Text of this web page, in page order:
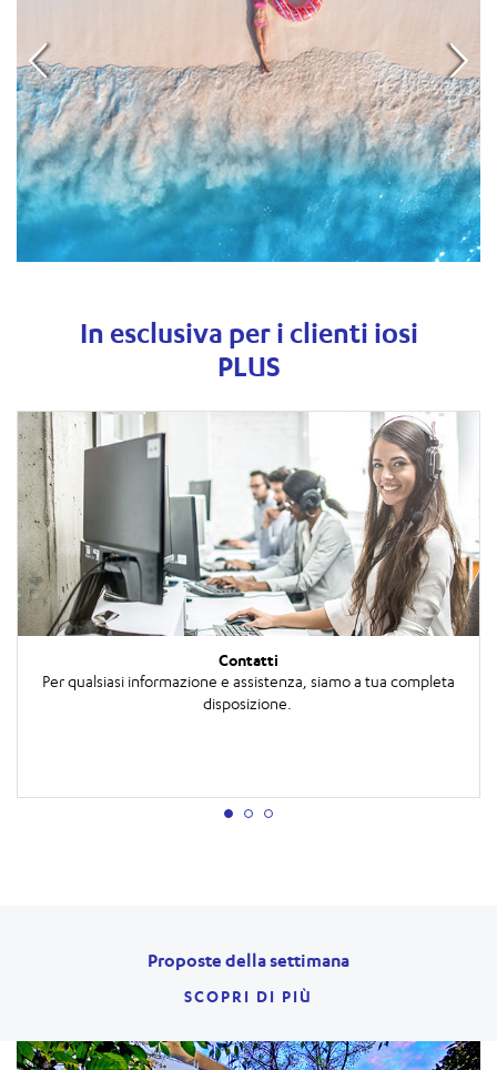
In esclusiva per i clienti iosi
PLUS
Contatti
Per qualsiasi informazione e assistenza, siamo a tua completa
disposizione.
Proposte della settimana
SCOPRI DI PIÙ